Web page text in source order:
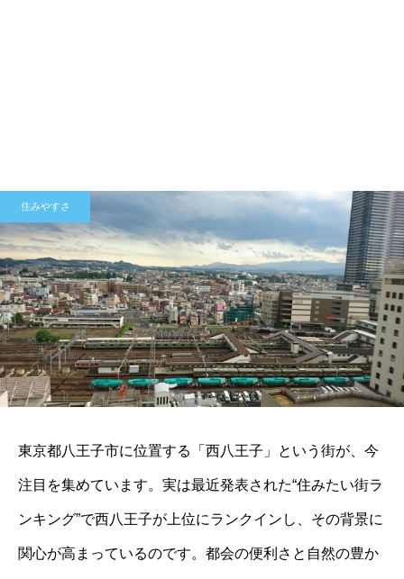
住みやすさ
東京都八王子市に位置する「西八王子」という街が、今
注目を集めています。実は最近発表された“住みたい街ラ
ンキング”で西八王子が上位にランクインし、その背景に
関心が高まっているのです。都会の便利さと自然の豊か